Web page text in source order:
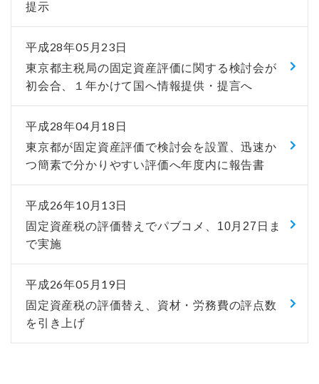
提示
平成28年05月23日
東京都主税局の固定資産評価に関する検討会が
初会合、１年かけて国へ情報提供・提言へ
平成28年04月18日
東京都が固定資産評価で検討会を設置、迅速か
つ簡素で分かりやすい評価へ年度内に報告書
平成26年10月13日
固定資産税の評価替えでパブコメ、10月27日ま
で実施
平成26年05月19日
固定資産税の評価替え、資材・労務費の評点数
を引き上げ